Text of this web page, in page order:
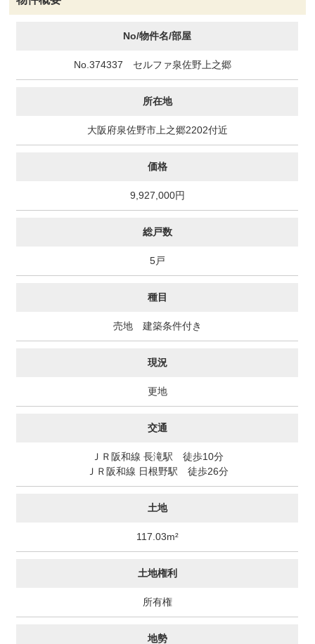
No/物件名/部屋
No.374337 セルファ泉佐野上之郷
所在地
大阪府泉佐野市上之郷2202付近
価格
9,927,000円
総戸数
5戸
種目
売地 建築条件付き
現況
更地
交通
ＪＲ阪和線 長滝駅 徒歩10分
ＪＲ阪和線 日根野駅 徒歩26分
土地
117.03m²
土地権利
所有権
地勢